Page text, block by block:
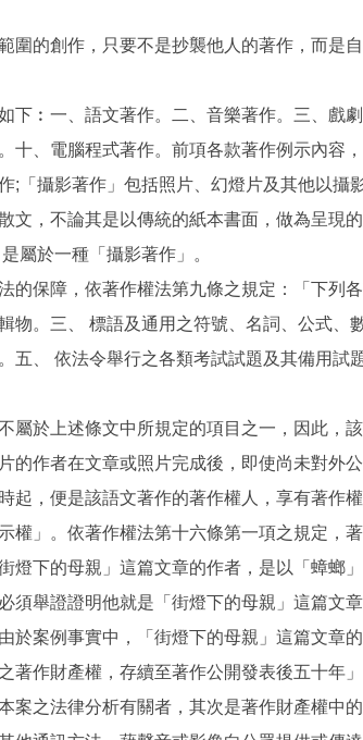
圍的創作，只要不是抄襲他人的著作，而是
下︰一、語文著作。二、音樂著作。三、戲
十、電腦程式著作。前項各款著作例示內容
「攝影著作」包括照片、幻燈片及其他以攝
文，不論其是以傳統的紙本書面，做為呈現
屬於一種「攝影著作」。
保障，依著作權法第九條之規定：「下列
。三、 標語及通用之符號、名詞、公式、
五、 依法令舉行之各類考試試題及其備用試
屬於上述條文中所規定的項目之一，因此，
的作者在文章或照片完成後，即使尚未對外
起，便是該語文著作的著作權人，享有著作
權」。依著作權法第十六條第一項之規定，
燈下的母親」這篇文章的作者，是以「蟑螂
須舉證證明他就是「街燈下的母親」這篇文
於案例事實中，「街燈下的母親」這篇文章
著作財產權，存續至著作公開發表後五十年
案之法律分析有關者，其次是著作財產權中